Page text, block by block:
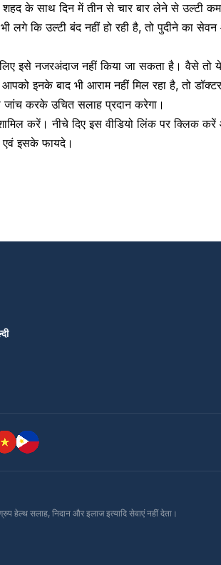
के साथ दिन में तीन से चार बार लेने से उल्टी
लगे कि उल्टी बंद नहीं हो रही है, तो पुदीने का
इसे नजरअंदाज नहीं किया जा सकता है। वैसे तो
इनके बाद भी आराम नहीं मिल रहा है, तो
करके उचित सलाह प्रदान करेगा।
करें। नीचे दिए इस वीडियो लिंक पर क्लिक करें
एवं इसके फायदे।
हेल्थ सलाह, निदान और इलाज इत्यादि सेवाएं नहीं देता।